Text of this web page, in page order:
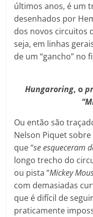
últimos anos, é um
desenhados por
dos novos circuitos
seja, em linhas
de um “gancho” no
Hungaroring, o
Ou então são
Nelson Piquet
que “se esqueceram
longo trecho do
ou pista “Mickey
com demasiadas
que é difícil de
praticamente